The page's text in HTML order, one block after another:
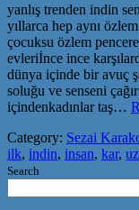
yanlış trenden indin
yıllarca hep aynı
çocuksu özlem
evleriİnce ince
dünya içinde bir avuç
soluğu ve senseni
içindenkadınlar taş…
Category: Sezai
ilk, indin, insan, kar,
Search